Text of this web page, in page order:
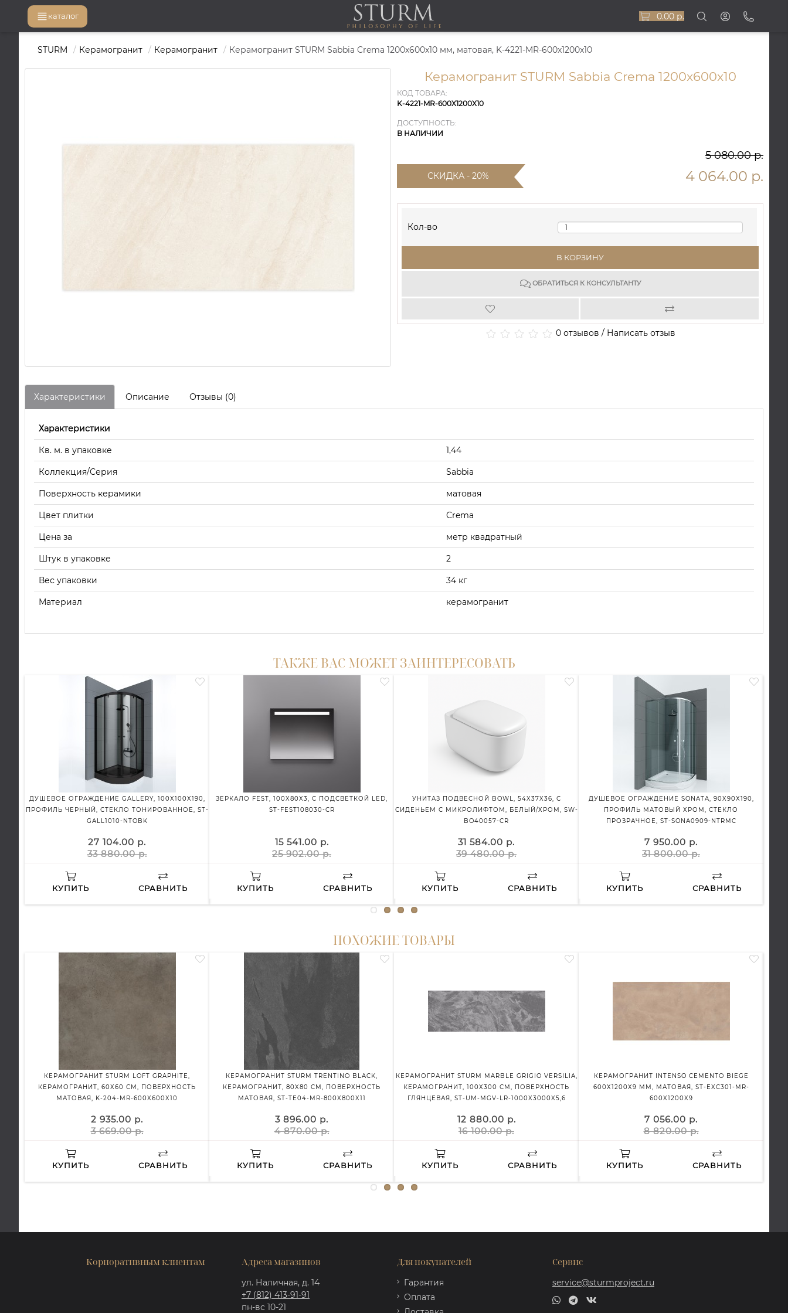
каталог 0.00 р.
STURM Керамогранит Керамогранит Керамогранит STURM Sabbia Crema 1200x600x10 мм, матовая, K-4221-MR-600x1200x10
Керамогранит STURM Sabbia Crema 1200x600x10
КОД ТОВАРА:
K-4221-MR-600X1200X10
ДОСТУПНОСТЬ:
В НАЛИЧИИ
5 080.00 р.
СКИДКА - 20% 4 064.00 р.
Кол-во
В КОРЗИНУ
ОБРАТИТЬСЯ К КОНСУЛЬТАНТУ
0 отзывов / Написать отзыв
Характеристики Описание Отзывы (0)
Характеристики
Кв. м. в упаковке 1,44
Коллекция/Серия Sabbia
Поверхность керамики матовая
Цвет плитки Crema
Цена за метр квадратный
Штук в упаковке 2
Вес упаковки 34 кг
Материал керамогранит
ТАКЖЕ ВАС МОЖЕТ ЗАИНТЕРЕСОВАТЬ
ДУШЕВОЕ ОГРАЖДЕНИЕ GALLERY, 100X100X190,
ПРОФИЛЬ ЧЕРНЫЙ, СТЕКЛО ТОНИРОВАННОЕ, ST-
GALL1010-NTOBK
27 104.00 р.
33 880.00 р.
КУПИТЬ СРАВНИТЬ
ЗЕРКАЛО FEST, 100X80X3, С ПОДСВЕТКОЙ LED,
ST-FEST108030-CR
15 541.00 р.
25 902.00 р.
КУПИТЬ СРАВНИТЬ
УНИТАЗ ПОДВЕСНОЙ BOWL, 54X37X36, С
СИДЕНЬЕМ С МИКРОЛИФТОМ, БЕЛЫЙ/ХРОМ, SW-
BO40057-CR
31 584.00 р.
39 480.00 р.
КУПИТЬ СРАВНИТЬ
ДУШЕВОЕ ОГРАЖДЕНИЕ SONATA, 90X90X190,
ПРОФИЛЬ МАТОВЫЙ ХРОМ, СТЕКЛО
ПРОЗРАЧНОЕ, ST-SONA0909-NTRMC
7 950.00 р.
31 800.00 р.
КУПИТЬ СРАВНИТЬ
ПОХОЖИЕ ТОВАРЫ
КЕРАМОГРАНИТ STURM LOFT GRAPHITE,
КЕРАМОГРАНИТ, 60Х60 СМ, ПОВЕРХНОСТЬ
МАТОВАЯ, K-204-MR-600X600X10
2 935.00 р.
3 669.00 р.
КУПИТЬ СРАВНИТЬ
КЕРАМОГРАНИТ STURM TRENTINO BLACK,
КЕРАМОГРАНИТ, 80X80 СМ, ПОВЕРХНОСТЬ
МАТОВАЯ, ST-TE04-MR-800X800X11
3 896.00 р.
4 870.00 р.
КУПИТЬ СРАВНИТЬ
КЕРАМОГРАНИТ STURM MARBLE GRIGIO VERSILIA,
КЕРАМОГРАНИТ, 100Х300 СМ, ПОВЕРХНОСТЬ
ГЛЯНЦЕВАЯ, ST-UM-MGV-LR-1000X3000X5,6
12 880.00 р.
16 100.00 р.
КУПИТЬ СРАВНИТЬ
КЕРАМОГРАНИТ INTENSO CEMENTO BIEGE
600Х1200Х9 ММ, МАТОВАЯ, ST-EXC301-MR-
600X1200X9
7 056.00 р.
8 820.00 р.
КУПИТЬ СРАВНИТЬ
Корпоративным клиентам Адреса магазинов
ул. Наличная, д. 14
+7 (812) 413-91-91
пн-вс 10-21
Для покупателей
Гарантия
Оплата
Сервис
service@sturmproject.ru